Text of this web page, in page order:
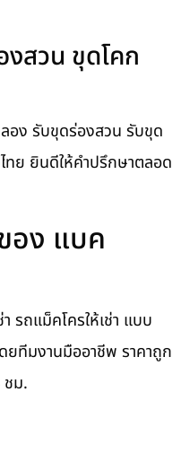
สวน ขุดโคก
อง รับขุดร่องสวน รับขุด
ทย ยินดีให้คำปรึกษาตลอด
อง แบค
รถแม็คโครให้เช่า แบบ
ยทีมงานมืออาชีพ ราคาถูก
ชม.